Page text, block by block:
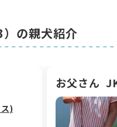
コートの女の子は、そ
にたくさんの喜びを運ん
合わせください✨
の親犬紹介
)
お父さん